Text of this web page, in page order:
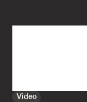
Video